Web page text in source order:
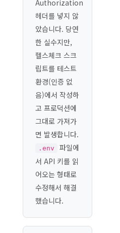
Authorization
헤더를 넣지 않
았습니다. 당연
한 실수지만,
헬스체크 스크
립트를 테스트
환경(인증 없
음)에서 작성하
고 프로덕션에
그대로 가져가
면 발생합니다.
.env
파일에
서 API 키를 읽
어오는 형태로
수정해서 해결
했습니다.